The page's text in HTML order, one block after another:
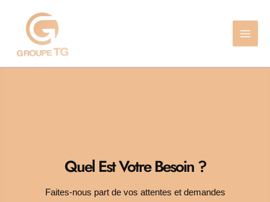
contenu
Quel Est Votre Besoin ?
Faites-nous part de vos attentes et demandes